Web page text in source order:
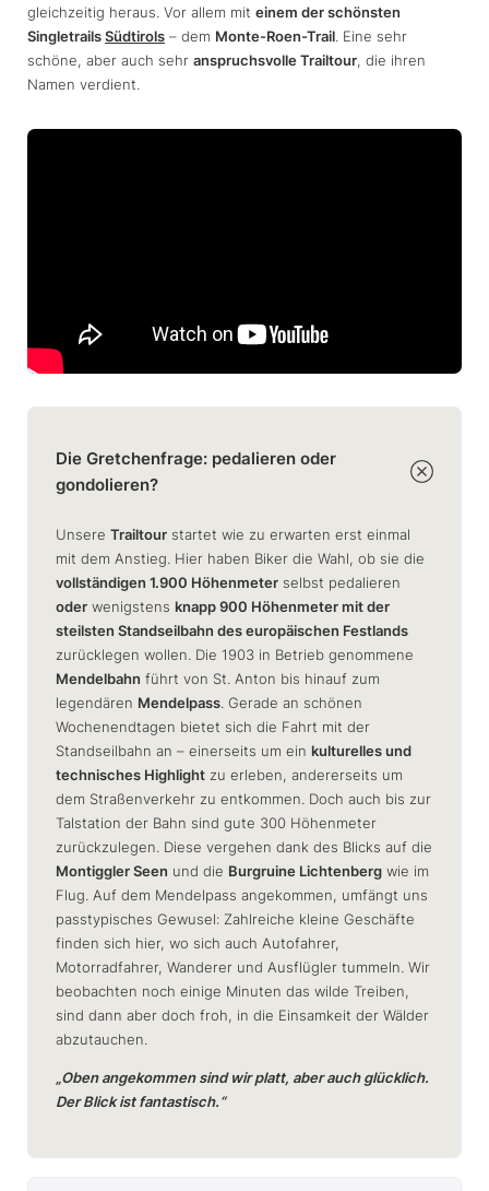
gleichzeitig heraus. Vor allem mit einem der schönsten
SingletrailsSüdtirols – dem Monte-Roen-Trail. Eine sehr
schöne, aber auch sehr anspruchsvolle Trailtour, die ihren
Namen verdient.
Die Gretchenfrage: pedalieren oder
gondolieren?
Unsere Trailtour startet wie zu erwarten erst einmal
mit dem Anstieg. Hier haben Biker die Wahl, ob sie die
vollständigen 1.900 Höhenmeter selbst pedalieren
oder wenigstens knapp 900 Höhenmeter mit der
steilsten Standseilbahn des europäischen Festlands
zurücklegen wollen. Die 1903 in Betrieb genommene
Mendelbahn führt von St. Anton bis hinauf zum
legendären Mendelpass. Gerade an schönen
Wochenendtagen bietet sich die Fahrt mit der
Standseilbahn an – einerseits um ein kulturelles und
technisches Highlight zu erleben, andererseits um
dem Straßenverkehr zu entkommen. Doch auch bis zur
Talstation der Bahn sind gute 300 Höhenmeter
zurückzulegen. Diese vergehen dank des Blicks auf die
Montiggler Seen und die Burgruine Lichtenberg wie im
Flug. Auf dem Mendelpass angekommen, umfängt uns
passtypisches Gewusel: Zahlreiche kleine Geschäfte
finden sich hier, wo sich auch Autofahrer,
Motorradfahrer, Wanderer und Ausflügler tummeln. Wir
beobachten noch einige Minuten das wilde Treiben,
sind dann aber doch froh, in die Einsamkeit der Wälder
abzutauchen.
„Oben angekommen sind wir platt, aber auch glücklich.
Der Blick ist fantastisch.“